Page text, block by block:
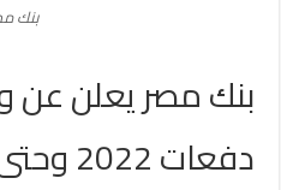
بنك
بنك مصر يعلن
دفعات 2022 وحتى 2024